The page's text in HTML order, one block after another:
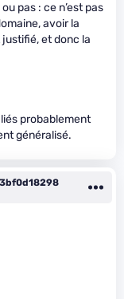
pas : ce n’est pas
avoir la
et donc la
probablement
généralisé.